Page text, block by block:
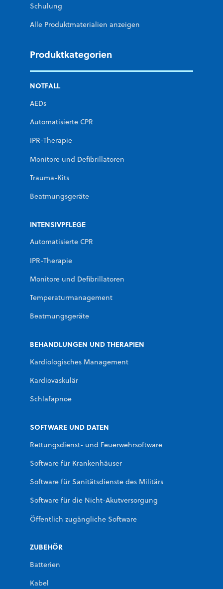
Schulung
Alle Produktmaterialien anzeigen
Produktkategorien
NOTFALL
AEDs
Automatisierte CPR
IPR-Therapie
Monitore und Defibrillatoren
Trauma-Kits
Beatmungsgeräte
INTENSIVPFLEGE
Automatisierte CPR
IPR-Therapie
Monitore und Defibrillatoren
Temperaturmanagement
Beatmungsgeräte
BEHANDLUNGEN UND THERAPIEN
Kardiologisches Management
Kardiovaskulär
Schlafapnoe
SOFTWARE UND DATEN
Rettungsdienst- und Feuerwehrsoftware
Software für Krankenhäuser
Software für Sanitätsdienste des Militärs
Software für die Nicht-Akutversorgung
Öffentlich zugängliche Software
ZUBEHÖR
Batterien
Kabel